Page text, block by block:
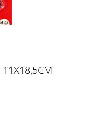
11X18,5CM